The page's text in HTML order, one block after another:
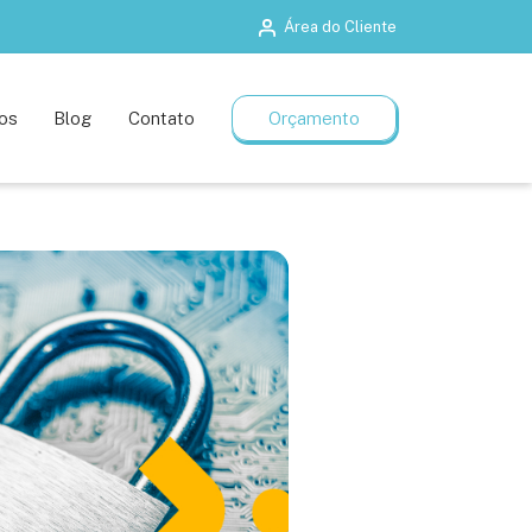
Área do Cliente
Planos flexíveis
Blog Contato Orçamento